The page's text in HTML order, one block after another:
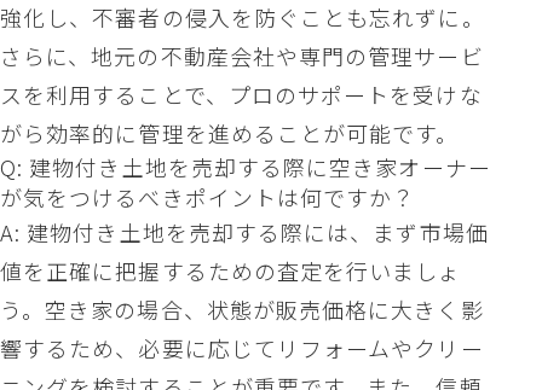
強化し、不審者の侵入を防ぐことも忘れずに。
さらに、地元の不動産会社や専門の管理サービ
スを利用することで、プロのサポートを受けな
がら効率的に管理を進めることが可能です。
Q: 建物付き土地を売却する際に空き家オーナー
が気をつけるべきポイントは何ですか？
A: 建物付き土地を売却する際には、まず市場価
値を正確に把握するための査定を行いましょ
う。空き家の場合、状態が販売価格に大きく影
響するため、必要に応じてリフォームやクリー